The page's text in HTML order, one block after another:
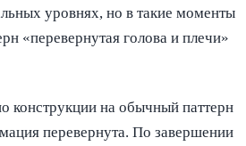
уровнях, но в такие моменты
«перевернутая голова и плечи»
конструкции на обычный паттерн
перевернута. По завершении